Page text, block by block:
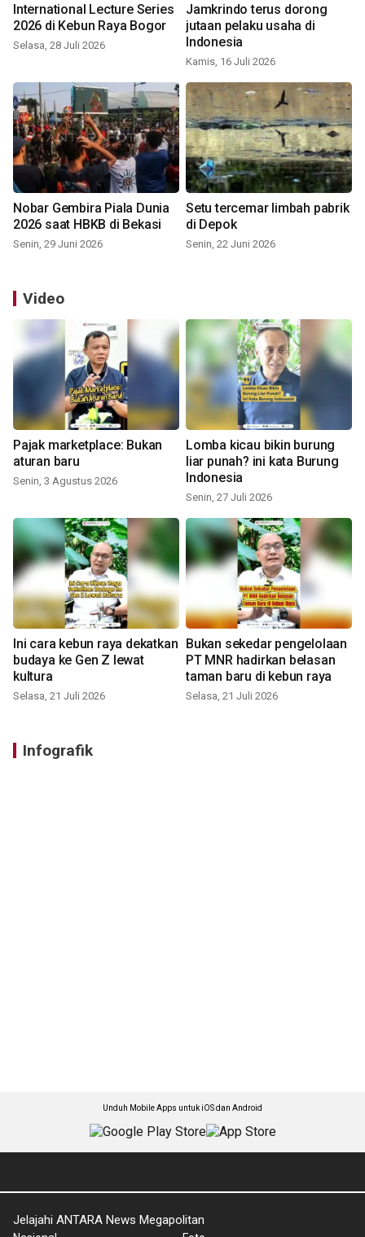
International Lecture Series
2026 di Kebun Raya Bogor
Selasa, 28 Juli 2026
Jamkrindo terus dorong
jutaan pelaku usaha di
Indonesia
Kamis, 16 Juli 2026
Nobar Gembira Piala Dunia
2026 saat HBKB di Bekasi
Senin, 29 Juni 2026
Setu tercemar limbah pabrik
di Depok
Senin, 22 Juni 2026
Video
Pajak marketplace: Bukan
aturan baru
Senin, 3 Agustus 2026
Lomba kicau bikin burung
liar punah? ini kata Burung
Indonesia
Senin, 27 Juli 2026
Ini cara kebun raya dekatkan
budaya ke Gen Z lewat
kultura
Selasa, 21 Juli 2026
Bukan sekedar pengelolaan
PT MNR hadirkan belasan
taman baru di kebun raya
Selasa, 21 Juli 2026
Infografik
Unduh Mobile Apps untuk iOS dan Android
Jelajahi ANTARA News Megapolitan